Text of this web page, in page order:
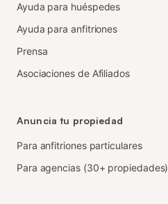
Ayuda para huéspedes
Ayuda para anfitriones
Prensa
Asociaciones de Afiliados
Anuncia tu propiedad
Para anfitriones particulares
Para agencias (30+ propiedades)